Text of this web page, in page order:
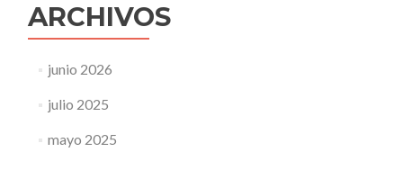
ARCHIVOS
junio 2026
julio 2025
mayo 2025